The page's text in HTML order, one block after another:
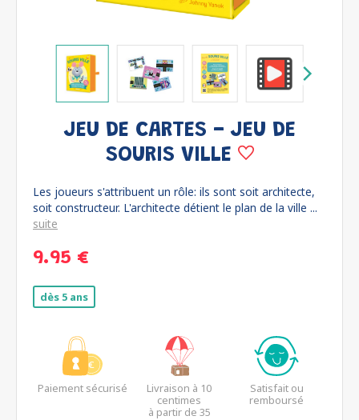
JEU DE CARTES - JEU DE
SOURIS VILLE
Les joueurs s'attribuent un rôle: ils sont soit architecte,
soit constructeur. L'architecte détient le plan de la ville ...
suite
9.95 €
dès 5 ans
Paiement sécurisé
Livraison à 10
centimes
à partir de 35
Satisfait ou
remboursé